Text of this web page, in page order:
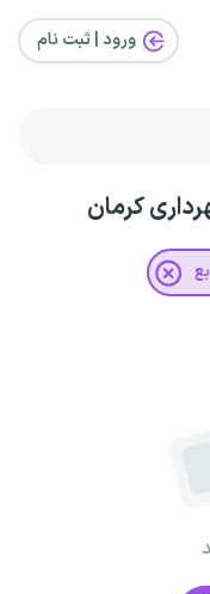
ورود | ثبت‌ نام
کرمان